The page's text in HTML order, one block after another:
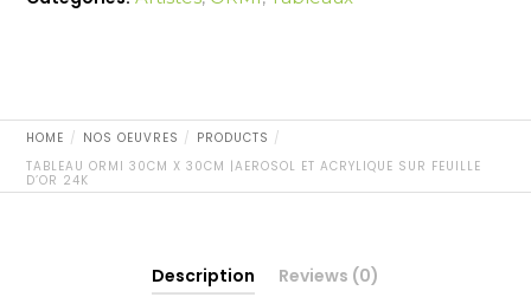
D'OR
quantity
HOME NOS OEUVRES
PRODUCTS
TABLEAU ORMI 30CM X 30CM |AEROSOL ET ACRYLIQUE SUR FEUILLE
D’OR 24K
Description Reviews (0)